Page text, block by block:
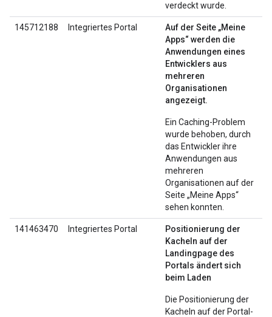
verdeckt wurde.
145712188 Integriertes Portal
Auf der Seite „Meine
Apps“ werden die
Anwendungen eines
Entwicklers aus
mehreren
Organisationen
angezeigt.
Ein Caching-Problem
wurde behoben, durch
das Entwickler ihre
Anwendungen aus
mehreren
Organisationen auf der
Seite „Meine Apps“
sehen konnten.
141463470 Integriertes Portal
Positionierung der
Kacheln auf der
Landingpage des
Portals ändert sich
beim Laden
Die Positionierung der
Kacheln auf der Portal-